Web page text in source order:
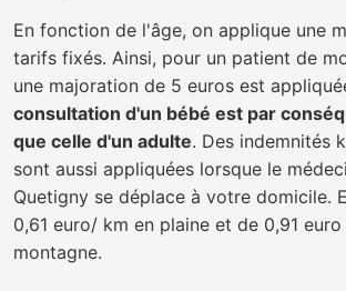
En fonction de l'âge, on applique une
tarifs fixés. Ainsi, pour un patient de
une majoration de 5 euros est
consultation d'un bébé est par
que celle d'un adulte. Des indemnités
sont aussi appliquées lorsque le
Quetigny se déplace à votre domicile.
0,61 euro/ km en plaine et de 0,91
montagne.